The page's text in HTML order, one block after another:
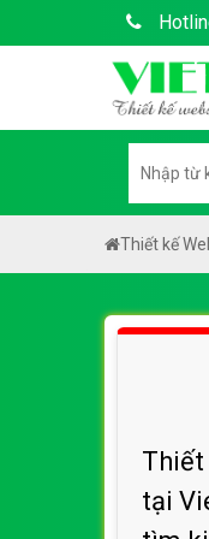
Thiết kế
Thiết
tại